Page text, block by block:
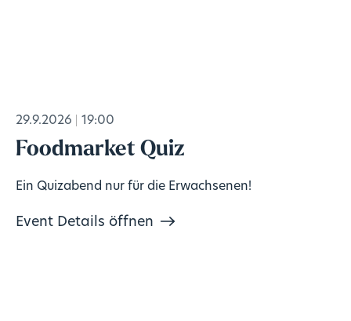
29.9.2026 19:00
Foodmarket Quiz
Ein Quizabend nur für die Erwachsenen!
Event Details öffnen